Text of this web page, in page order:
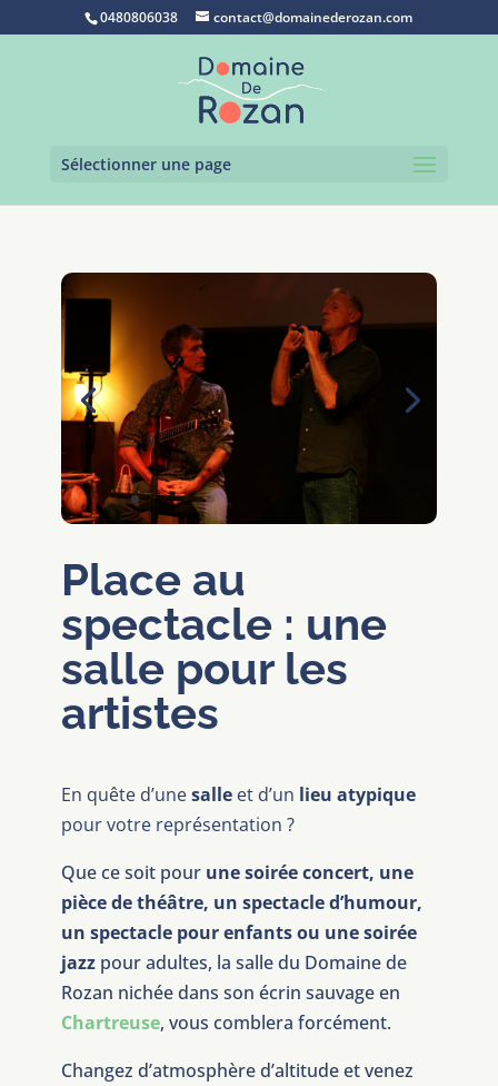
0480806038 contact@domainederozan.com
Sélectionner une page
Place au
spectacle : une
salle pour les
artistes
En quête d’unesalleet d’un lieu atypique
pour votre représentation ?
Que ce soit pour une soirée concert, une
pièce de théâtre, un spectacle d’humour,
un spectacle pour enfants ou une soirée
jazzpour adultes, la salle du Domaine de
Rozan nichée dans son écrin sauvage en
Chartreuse, vous comblera forcément.
Changez d’atmosphère d’altitude et venez